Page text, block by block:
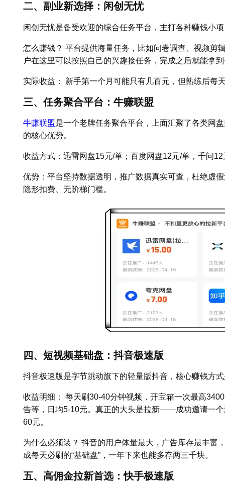
二、副业新选择：闲创无忧
闲创无忧是备受欢迎的综合任务平台，主打各种赚钱小
怎么赚钱？ 平台提供海量任务，比如问卷调查、视频剪
户在这里可以按照自己的兴趣接任务，完成之后就能拿
实际收益： 新手第一个月可能只有几百元，但熟练后每
三、任务聚合平台：牛赚联盟
牛赚联盟是一个老牌任务聚合平台，上面汇聚了各类网
的核心优势。
收益方式：迅雷网盘15元/单；百度网盘12元/单，千问
优势：平台坚持数据透明，推广数据真实可查，杜绝虚
隐形扣费、无阶梯门槛。
四、短视频基础盘：抖音极速版
抖音极速版是字节跳动旗下的轻量版抖音，核心赚钱方
收益明细： 每天刷30-40分钟视频，开宝箱一次最高
告等，日均5-10元。真正的大头是拉新——成功邀请一
60元。
为什么必须装？ 抖音的用户体量最大，广告库存最丰富
成每天必刷的“基础盘”，一年下来也能多存两三千块。
五、高佣金拉新首选：快手极速版